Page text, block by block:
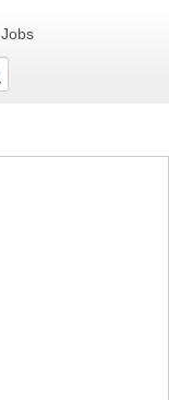
Jobs